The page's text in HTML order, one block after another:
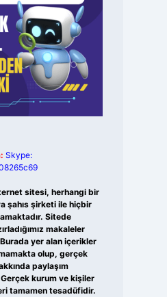
Skype:
sitesi, herhangi bir
şahıs şirketi ile hiçbir
Sitede
makaleler
yer alan içerikler
olup, gerçek
paylaşım
kurum ve kişiler
tamamen tesadüfidir.